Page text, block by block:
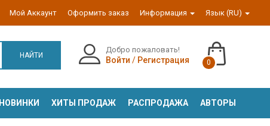
Мой Аккаунт Оформить заказ Информация Язык (RU)
НАЙТИ
Добро пожаловать!
Войти / Регистрация 0
НОВИНКИ ХИТЫ ПРОДАЖ РАСПРОДАЖА АВТОРЫ